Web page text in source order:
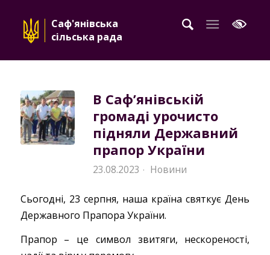
Саф'янівська
сільська рада
В Саф’янівській
громаді урочисто
підняли Державний
прапор України
23.08.2023 · Новини
Сьогодні, 23 серпня, наша країна святкує День
Державного Прапора України.
Прапор – це символ звитяги, нескореності,